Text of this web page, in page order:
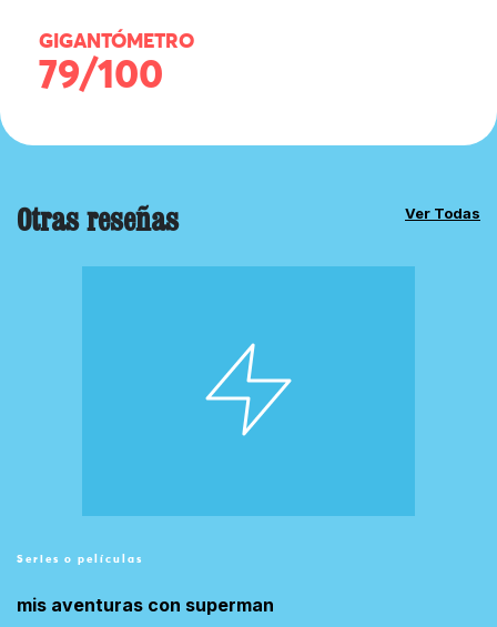
GIGANTÓMETRO
79/100
Otras reseñas Ver Todas
Series o películas
mis aventuras con superman